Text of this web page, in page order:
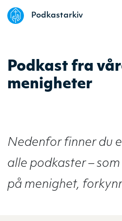
Podkastarkiv
Podkast fra
menigheter
Nedenfor finner du
alle podkaster –
på menighet,